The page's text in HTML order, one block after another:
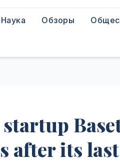
Наука Обзоры
after its